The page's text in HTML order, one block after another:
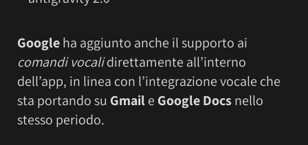
Googleha aggiunto anche il supporto ai
comandi vocalidirettamente all’interno
dell’app, in linea con l’integrazione vocale che
sta portando su Gmaile Google Docsnello
stesso periodo.